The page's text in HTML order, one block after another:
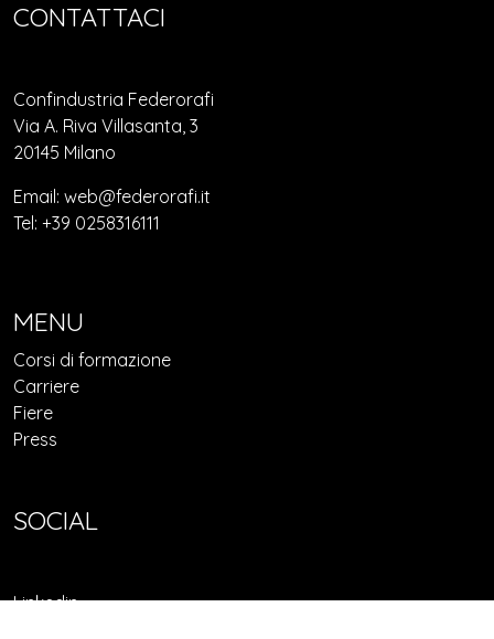
CONTATTACI
Confindustria Federorafi
Via A. Riva Villasanta, 3
20145 Milano
Email: web@federorafi.it
Tel: +39 0258316111
MENU
Corsi di formazione
Carriere
Fiere
Press
SOCIAL
Linkedin